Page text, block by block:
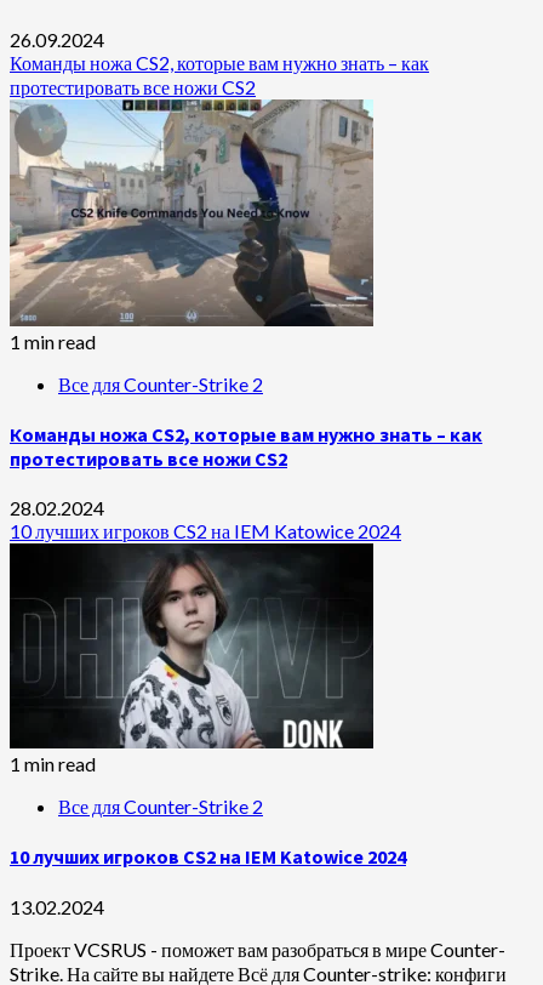
26.09.2024
Команды ножа CS2, которые вам нужно знать – как
протестировать все ножи CS2
1 min read
Все для Counter-Strike 2
Команды ножа CS2, которые вам нужно знать – как
протестировать все ножи CS2
28.02.2024
10 лучших игроков CS2 на IEM Katowice 2024
1 min read
Все для Counter-Strike 2
10 лучших игроков CS2 на IEM Katowice 2024
13.02.2024
Проект VCSRUS - поможет вам разобраться в мире Counter-
Strike. На сайте вы найдете Всё для Counter-strike: конфиги